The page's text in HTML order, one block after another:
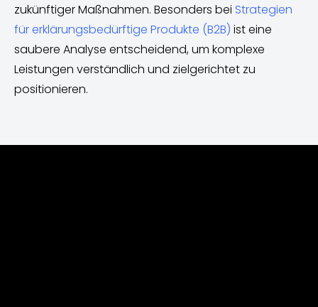
zukünftiger Maßnahmen. Besonders bei Strategien
für erklärungsbedürftige Produkte (B2B) ist eine
saubere Analyse entscheidend, um komplexe
Leistungen verständlich und zielgerichtet zu
positionieren.